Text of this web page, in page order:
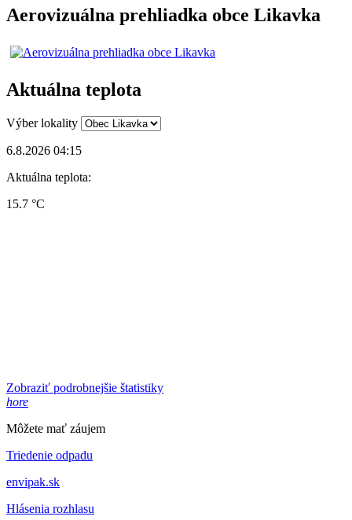
Aerovizuálna prehliadka obce Likavka
Aktuálna teplota
Výber lokality
6.8.2026 04:15
Aktuálna teplota:
15.7 °C
Zobraziť podrobnejšie štatistiky
hore
Môžete mať záujem
Triedenie odpadu
envipak.sk
Hlásenia rozhlasu